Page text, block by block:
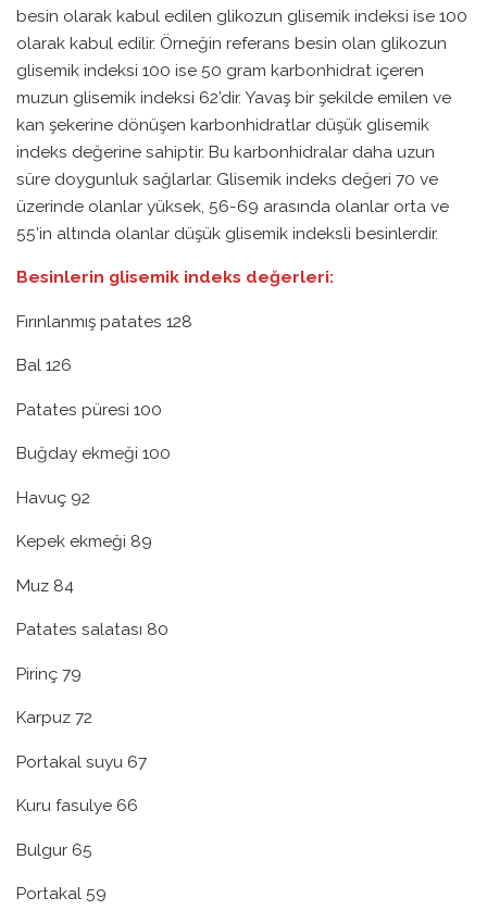
besin olarak kabul edilen glikozun glisemik indeksi ise 100
olarak kabul edilir. Örneğin referans besin olan glikozun
glisemik indeksi 100 ise 50 gram karbonhidrat içeren
muzun glisemik indeksi 62’dir. Yavaş bir şekilde emilen ve
kan şekerine dönüşen karbonhidratlar düşük glisemik
indeks değerine sahiptir. Bu karbonhidralar daha uzun
süre doygunluk sağlarlar. Glisemik indeks değeri 70 ve
üzerinde olanlar yüksek, 56-69 arasında olanlar orta ve
55’in altında olanlar düşük glisemik indeksli besinlerdir.
Besinlerin glisemik indeks değerleri:
Fırınlanmış patates 128
Bal 126
Patates püresi 100
Buğday ekmeği 100
Havuç 92
Kepek ekmeği 89
Muz 84
Patates salatası 80
Pirinç 79
Karpuz 72
Portakal suyu 67
Kuru fasulye 66
Bulgur 65
Portakal 59